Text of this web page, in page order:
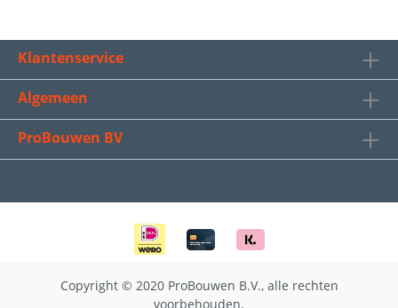
Klantenservice
Algemeen
ProBouwen BV
Copyright © 2020 ProBouwen B.V., alle rechten
voorbehouden.